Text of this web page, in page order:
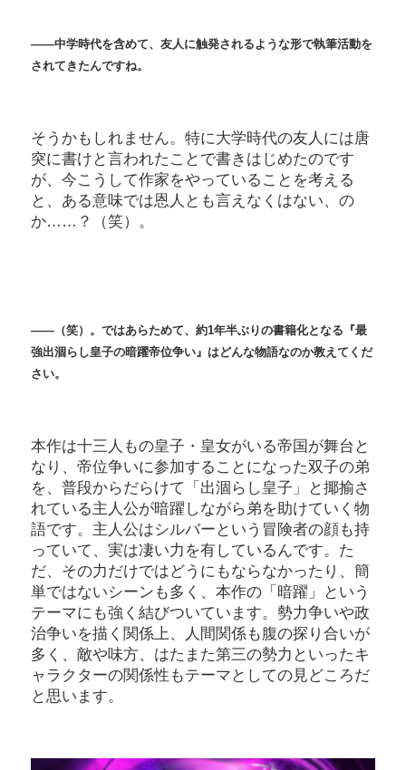
――中学時代を含めて、友人に触発されるような形で執筆活動を
されてきたんですね。
そうかもしれません。特に大学時代の友人には唐
突に書けと言われたことで書きはじめたのです
が、今こうして作家をやっていることを考える
と、ある意味では恩人とも言えなくはない、の
か……？（笑）。
――（笑）。ではあらためて、約1年半ぶりの書籍化となる『最
強出涸らし皇子の暗躍帝位争い』はどんな物語なのか教えてくだ
さい。
本作は十三人もの皇子・皇女がいる帝国が舞台と
なり、帝位争いに参加することになった双子の弟
を、普段からだらけて「出涸らし皇子」と揶揄さ
れている主人公が暗躍しながら弟を助けていく物
語です。主人公はシルバーという冒険者の顔も持
っていて、実は凄い力を有しているんです。た
だ、その力だけではどうにもならなかったり、簡
単ではないシーンも多く、本作の「暗躍」という
テーマにも強く結びついています。勢力争いや政
治争いを描く関係上、人間関係も腹の探り合いが
多く、敵や味方、はたまた第三の勢力といったキ
ャラクターの関係性もテーマとしての見どころだ
と思います。